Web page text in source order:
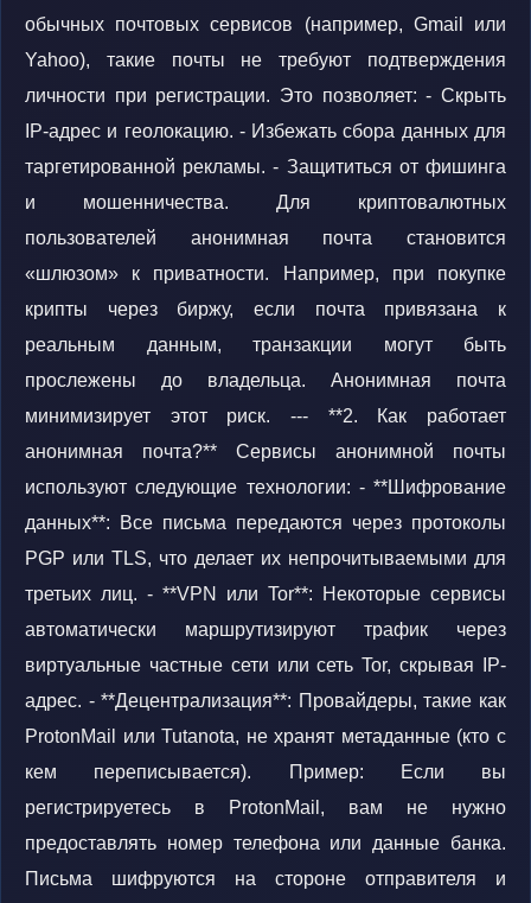
обычных почтовых сервисов (например, Gmail или
Yahoo), такие почты не требуют подтверждения
личности при регистрации. Это позволяет: - Скрыть
IP-адрес и геолокацию. - Избежать сбора данных для
таргетированной рекламы. - Защититься от фишинга
и мошенничества. Для криптовалютных
пользователей анонимная почта становится
«шлюзом» к приватности. Например, при покупке
крипты через биржу, если почта привязана к
реальным данным, транзакции могут быть
прослежены до владельца. Анонимная почта
минимизирует этот риск. --- **2. Как работает
анонимная почта?** Сервисы анонимной почты
используют следующие технологии: - **Шифрование
данных**: Все письма передаются через протоколы
PGP или TLS, что делает их непрочитываемыми для
третьих лиц. - **VPN или Tor**: Некоторые сервисы
автоматически маршрутизируют трафик через
виртуальные частные сети или сеть Tor, скрывая IP-
адрес. - **Децентрализация**: Провайдеры, такие как
ProtonMail или Tutanota, не хранят метаданные (кто с
кем переписывается). Пример: Если вы
регистрируетесь в ProtonMail, вам не нужно
предоставлять номер телефона или данные банка.
Письма шифруются на стороне отправителя и